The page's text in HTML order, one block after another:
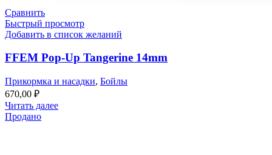
Сравнить
Быстрый просмотр
Добавить в список желаний
FFEM Pop-Up Tangerine 14mm
Прикормка и насадки, Бойлы
670,00 ₽
Читать далее
Продано